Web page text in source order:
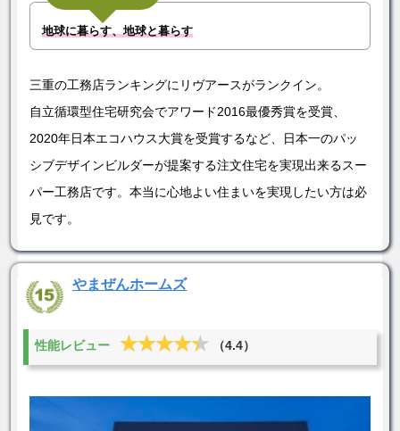
地球に暮らす、地球と暮らす
三重の工務店ランキングにリヴアースがランクイン。
自立循環型住宅研究会でアワード2016最優秀賞を受賞、
2020年日本エコハウス大賞を受賞するなど、日本一のパッ
シブデザインビルダーが提案する注文住宅を実現出来るスー
パー工務店です。本当に心地よい住まいを実現したい方は必
見です。
やまぜんホームズ
性能レビュー ★★★★★
★★★★★ （4.4）